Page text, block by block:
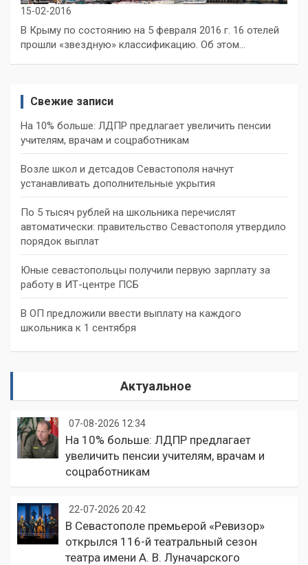
15-02-2016
В Крыму по состоянию на 5 февраля 2016 г. 16 отелей
прошли «звездную» классификацию. Об этом…
Свежие записи
На 10% больше: ЛДПР предлагает увеличить пенсии
учителям, врачам и соцработникам
Возле школ и детсадов Севастополя начнут
устанавливать дополнительные укрытия
По 5 тысяч рублей на школьника перечислят
автоматически: правительство Севастополя утвердило
порядок выплат
Юные севастопольцы получили первую зарплату за
работу в ИТ-центре ПСБ
В ОП предложили ввести выплату на каждого
школьника к 1 сентября
Актуальное
07-08-2026 12:34
На 10% больше: ЛДПР предлагает
увеличить пенсии учителям, врачам и
соцработникам
22-07-2026 20:42
В Севастополе премьерой «Ревизор»
открылся 116-й театральный сезон
театра имени А. В. Луначарского